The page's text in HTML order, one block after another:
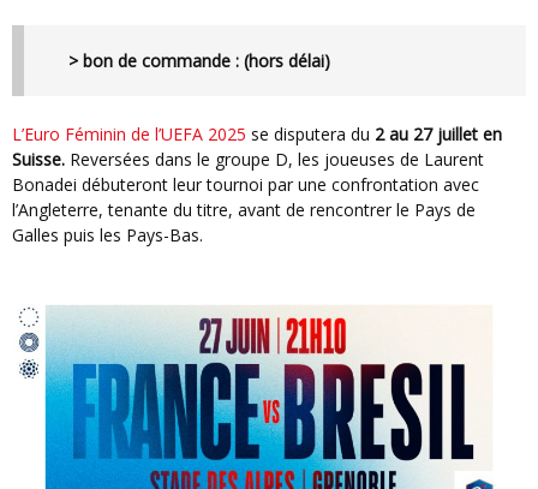
> bon de commande : (hors délai)
L’Euro Féminin de l’UEFA 2025 se disputera du 2 au 27 juillet en
Suisse. Reversées dans le groupe D, les joueuses de Laurent
Bonadei débuteront leur tournoi par une confrontation avec
l’Angleterre, tenante du titre, avant de rencontrer le Pays de
Galles puis les Pays-Bas.